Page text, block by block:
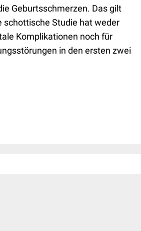
Geburtsschmerzen. Das gilt
schottische Studie hat weder
Komplikationen noch für
in den ersten zwei